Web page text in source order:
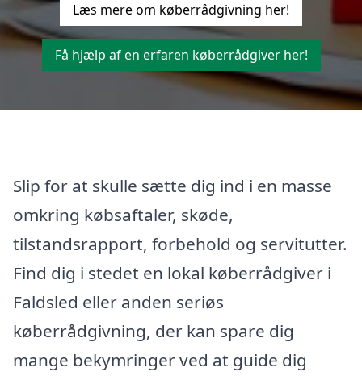
Læs mere om køberrådgivning her!
Få hjælp af en erfaren køberrådgiver her!
Slip for at skulle sætte dig ind i en masse
omkring købsaftaler, skøde,
tilstandsrapport, forbehold og servitutter.
Find dig i stedet en lokal køberrådgiver i
Faldsled eller anden seriøs
køberrådgivning, der kan spare dig
mange bekymringer ved at guide dig